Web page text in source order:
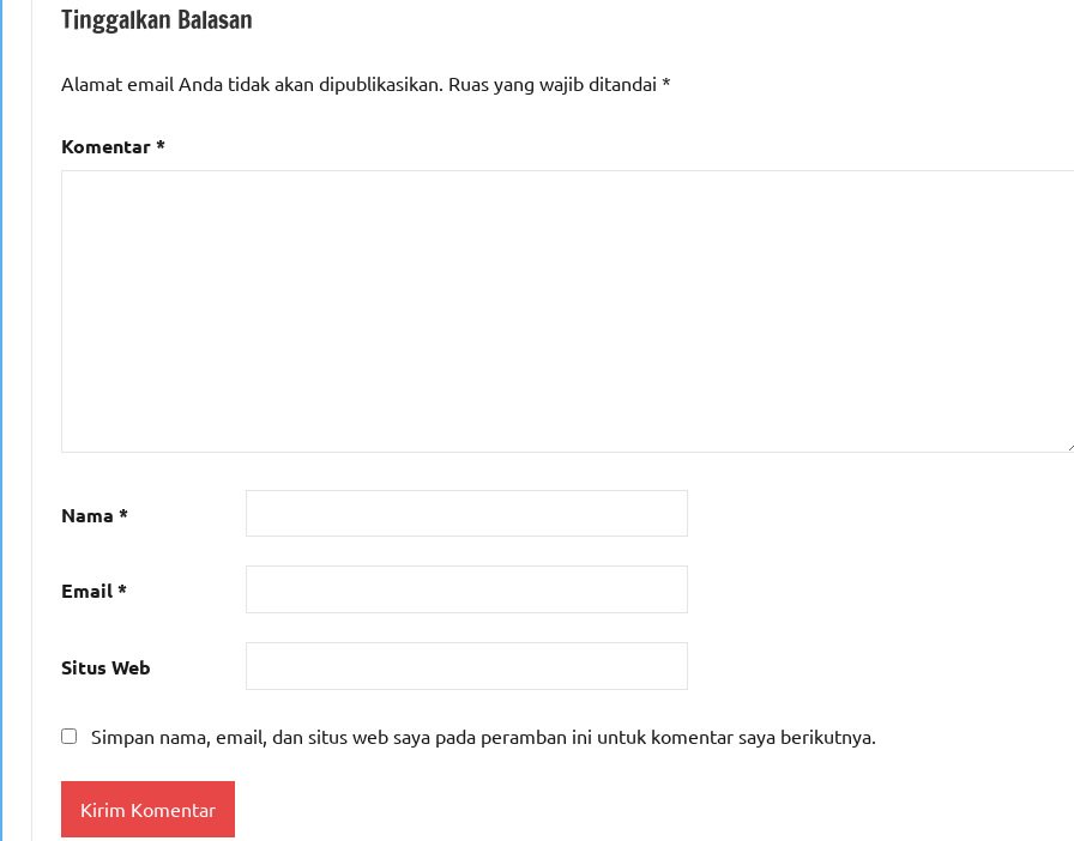
Tinggalkan Balasan
Alamat email Anda tidak akan dipublikasikan. Ruas yang wajib ditandai *
Komentar*
Nama *
Email*
Situs Web
Simpan nama, email, dan situs web saya pada peramban ini untuk komentar saya berikutnya.